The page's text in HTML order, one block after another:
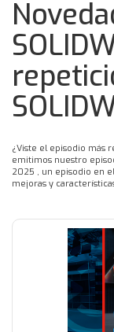
¿Viste el episodio más
emitimos nuestro
2025 , un episodio en
mejoras y